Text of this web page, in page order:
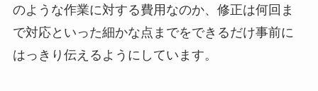
のような作業に対する費用なのか、修正は何回ま
で対応といった細かな点までをできるだけ事前に
はっきり伝えるようにしています。